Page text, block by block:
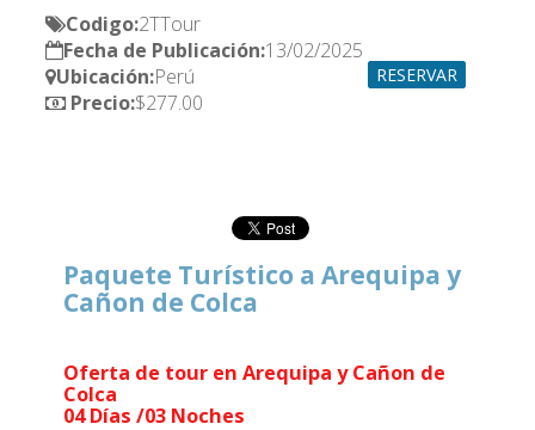
Codigo:
Fecha de Publicación:
Ubicación:
Precio:$277.00
RESERVAR
Paquete Turístico a Arequipa y
Cañon de Colca
Oferta de tour en Arequipa y Cañon de
Colca
04 Días /03 Noches